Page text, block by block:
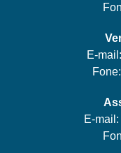
E-mail:
Fone:
E-mail: